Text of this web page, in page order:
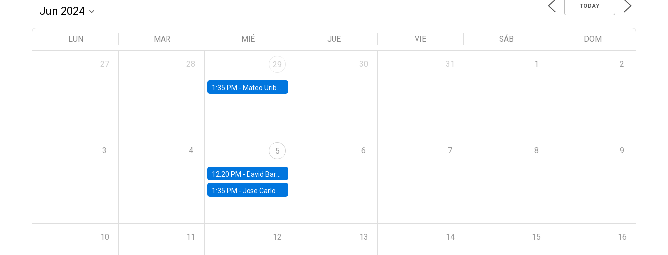
TODAY
LUN MAR MIÉ JUE VIE SÁB DOM
27 28 29
1:35 PM - Mateo Uribe-Castro, Universidad de los Andes (Colombia)
30 31 1 2
3 4 5
12:20 PM - David Bardey, Universidad de los Andes - CEDE
1:35 PM -Jose Carlo Bermudez, UC (ME) & World Bank
6 7 8 9
10 11 12 13 14 15 16